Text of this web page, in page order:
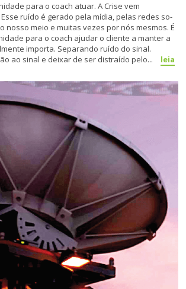
para o coach atuar. A Crise vem
ru­ído é gerado pela mídia, pelas redes so­
nosso meio e muitas vezes por nós mesmos. É
para o coach ajudar o cliente a manter a
importa. Separando ruído do sinal.
ao sinal e deixar de ser distraído pelo...
leia